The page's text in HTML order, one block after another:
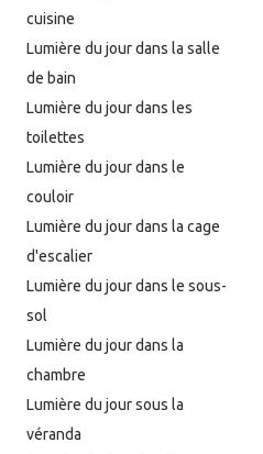
cuisine
Lumière du jour dans la salle
de bain
Lumière du jour dans les
toilettes
Lumière du jour dans le
couloir
Lumière du jour dans la cage
d'escalier
Lumière du jour dans le sous-
sol
Lumière du jour dans la
chambre
Lumière du jour sous la
véranda